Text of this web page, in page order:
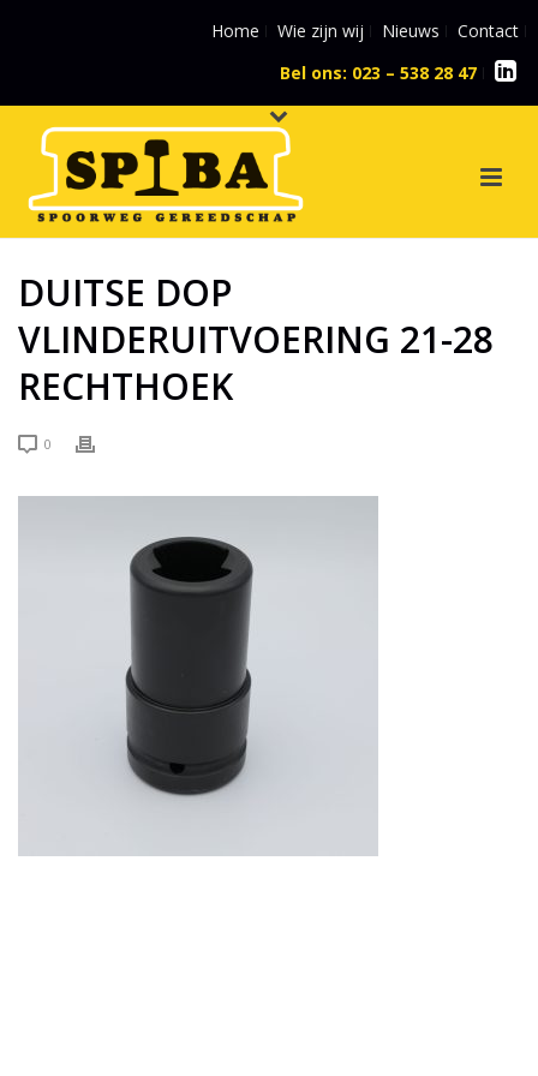
Home Wie zijn wij Nieuws
Contact
Bel ons: 023 – 538 28 47
DUITSE DOP
VLINDERUITVOERING 21-28
RECHTHOEK
0